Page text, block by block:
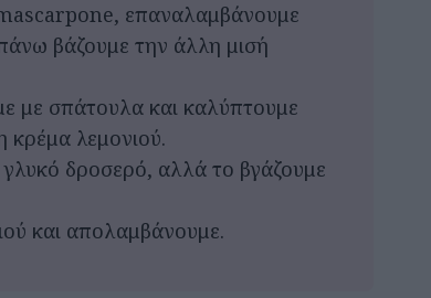
επαναλαμβάνουμε
βάζουμε την άλλη μισή
με σπάτουλα και καλύπτουμε
κρέμα λεμονιού.
γλυκό δροσερό, αλλά το βγάζουμε
και απολαμβάνουμε.